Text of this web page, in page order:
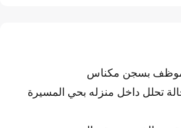
موظف بسجن مكناس
تحلل داخل منزله بحي المسيرة